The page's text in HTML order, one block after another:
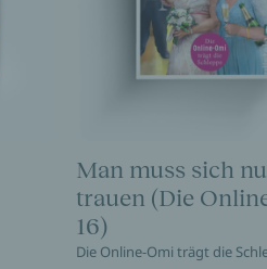
Man muss sich
trauen (Die
16)
Die Online-Omi trägt die